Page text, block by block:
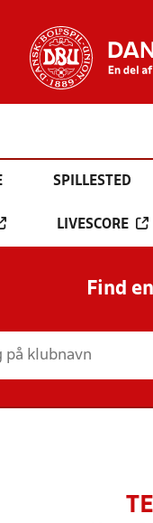
SPILLESTED
LIVESCORE
Find